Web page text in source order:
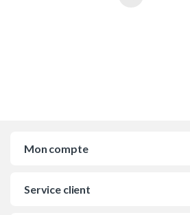
Mon compte
Service client